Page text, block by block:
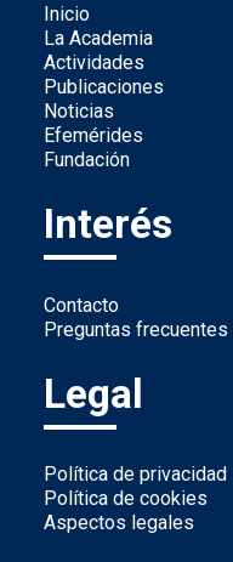
Inicio
La Academia
Actividades
Publicaciones
Noticias
Efemérides
Fundación
Interés
Contacto
Preguntas frecuentes
Legal
Política de privacidad
Política de cookies
Aspectos legales